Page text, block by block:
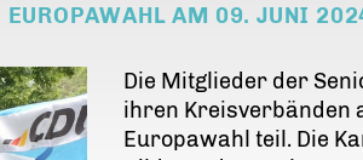
AM 09. JUNI
Die Mitglieder der
ihren Kreisverbänden
Europawahl teil. Die